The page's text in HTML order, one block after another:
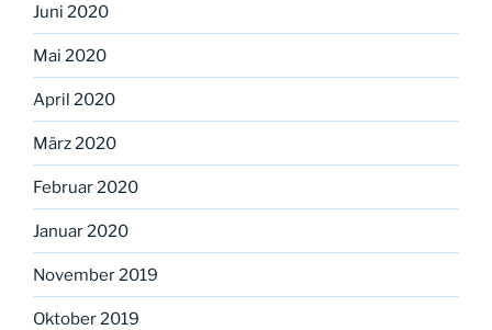
Juni 2020
Mai 2020
April 2020
März 2020
Februar 2020
Januar 2020
November 2019
Oktober 2019